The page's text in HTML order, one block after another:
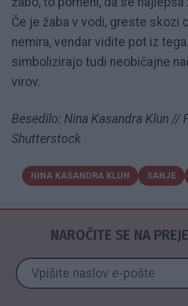
Če je žaba v vodi, greste skozi
nemira, vendar vidite pot iz
simbolizirajo tudi neobičajne
virov.
Besedilo: Nina Kasandra Klun //
Shutterstock
NINA KASANDRA KLUN SANJE
NAROČITE SE NA